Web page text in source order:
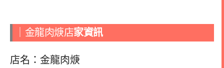
｜金龍肉焿店家資訊
店名：金龍肉焿